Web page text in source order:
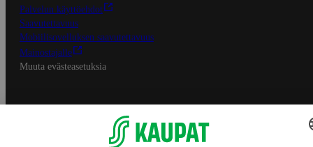
Palvelun käyttöehdot
Saavutettavuus
Mobiilisovelluksen saavutettavuus
Mainostajalle
Muuta evästeasetuksia
S-ryhmän palvelut